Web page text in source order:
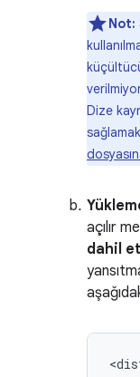
Not:
Dize
açılır
dahil